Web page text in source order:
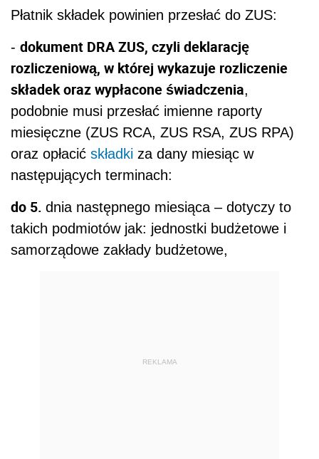
Płatnik składek powinien przesłać do ZUS:
- dokument DRA ZUS, czyli deklarację
rozliczeniową, w której wykazuje rozliczenie
składek oraz wypłacone świadczenia,
podobnie musi przesłać imienne raporty
miesięczne (ZUS RCA, ZUS RSA, ZUS RPA)
oraz opłacić składki za dany miesiąc w
następujących terminach:
do 5. dnia następnego miesiąca – dotyczy to
takich podmiotów jak: jednostki budżetowe i
samorządowe zakłady budżetowe,
REKLAMA